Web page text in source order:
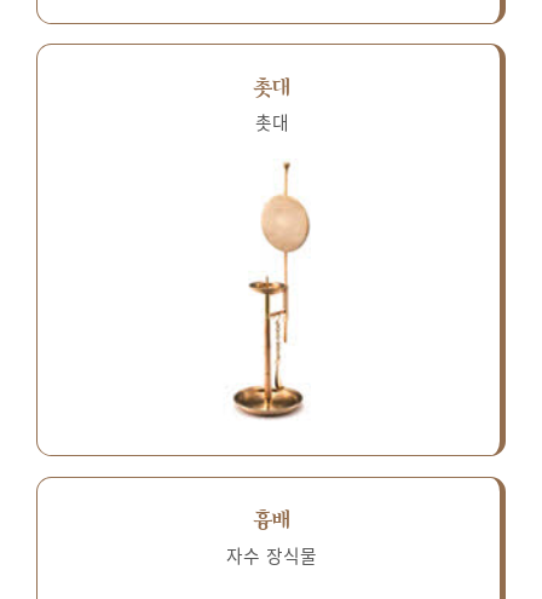
촛대
촛대
흉배
자수 장식물